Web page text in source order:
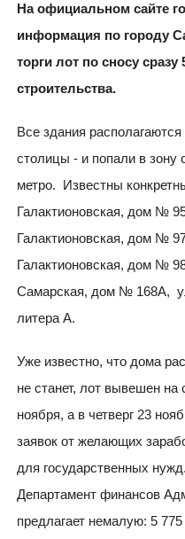
На официальном сайте
информация по городу
торги лот по сносу
строительства.
Все здания
столицы - и попали в зону
метро. Известны
Галактионовская, дом №
Галактионовская, дом №
Галактионовская, дом №
Самарская, дом № 168А,
литера А.
Уже известно, что дома
не станет, лот вывешен на
ноября, а в четверг 23
заявок от желающих
для государственных
Департамент финансов
предлагает немалую: 5